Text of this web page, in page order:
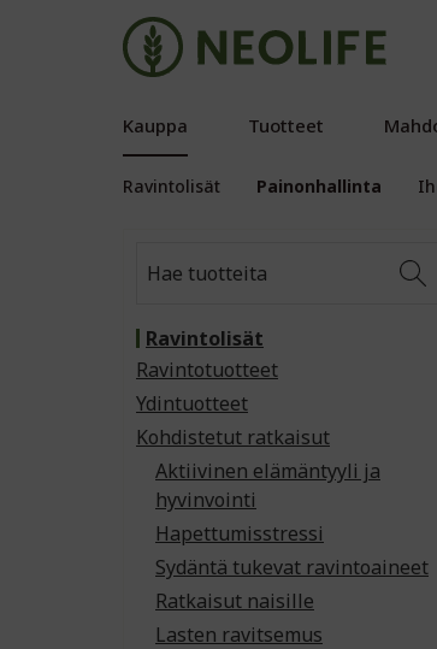
Kauppa Tuotteet
Ravintolisät Painonhallinta
Ravintolisät
Ravintotuotteet
Ydintuotteet
Kohdistetut ratkaisut
Aktiivinen elämäntyyli ja
hyvinvointi
Hapettumisstressi
Sydäntä tukevat ravintoaineet
Ratkaisut naisille
Lasten ravitsemus